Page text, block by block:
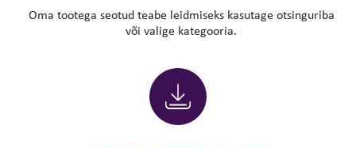
Oma tootega seotud teabe leidmiseks kasutage otsinguriba
või valige kategooria.